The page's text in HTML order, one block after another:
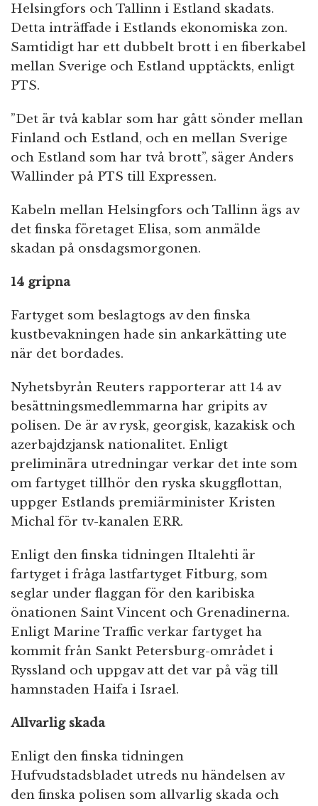
Helsingfors och Tallinn i Estland skadats.
Detta inträffade i Estlands ekonomiska zon.
Samtidigt har ett dubbelt brott i en fiberkabel
mellan Sverige och Estland upptäckts, enligt
PTS.
”Det är två kablar som har gått sönder mellan
Finland och Estland, och en mellan Sverige
och Estland som har två brott”, säger Anders
Wallinder på PTS till Expressen.
Kabeln mellan Helsingfors och Tallinn ägs av
det finska företaget Elisa, som anmälde
skadan på onsdagsmorgonen.
14 gripna
Fartyget som beslagtogs av den finska
kustbevakningen hade sin ankarkätting ute
när det bordades.
Nyhetsbyrån Reuters rapporterar att 14 av
besättningsmedlemmarna har gripits av
polisen. De är av rysk, georgisk, kazakisk och
azerbajdzjansk nationalitet. Enligt
preliminära utredningar verkar det inte som
om fartyget tillhör den ryska skuggflottan,
uppger Estlands premiärminister Kristen
Michal för tv-kanalen ERR.
Enligt den finska tidningen Iltalehti är
fartyget i fråga lastfartyget Fitburg, som
seglar under flaggan för den karibiska
önationen Saint Vincent och Grenadinerna.
Enligt Marine Traffic verkar fartyget ha
kommit från Sankt Petersburg-området i
Ryssland och uppgav att det var på väg till
hamnstaden Haifa i Israel.
Allvarlig skada
Enligt den finska tidningen
Hufvudstadsbladet utreds nu händelsen av
den finska polisen som allvarlig skada och